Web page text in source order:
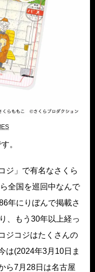
。
ジ」で有名なさくら
全国を巡回中なんで
年にりぼんで掲載さ
、もう30年以上経っ
ジコジはたくさんの
は(2024年3月10日ま
ら7月28日は名古屋